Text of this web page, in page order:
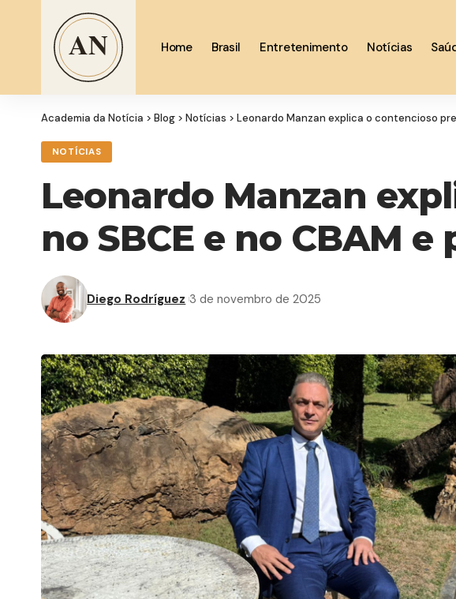
Home Brasil Entretenimento Notícias
Academia da Notícia > Blog > Notícias > Leonardo Manzan explica o contencioso
NOTÍCIAS
Leonardo Manzan
no SBCE e no CBAM
Diego Rodríguez 3 de novembro de 2025